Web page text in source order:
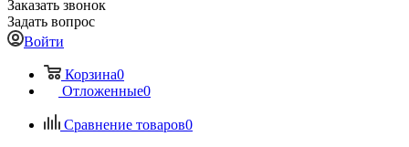
Заказать звонок
Задать вопрос
Войти
Корзина0
Отложенные0
Сравнение товаров0